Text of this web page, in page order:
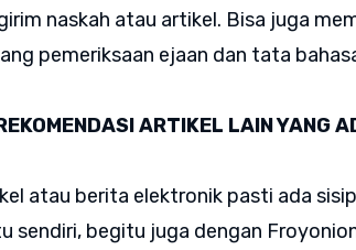
naskah atau artikel. Bisa juga
pemeriksaan ejaan dan tata
ARTIKEL LAIN YANG
atau berita elektronik pasti ada
sendiri, begitu juga dengan